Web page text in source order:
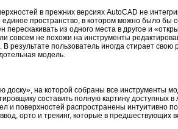
в прежних версиях AutoCAD не
единое пространство, в котором можно было бы
перескакивать из одного места в другое и
совсем не похожи на инструменты
результате пользователь иногда стирает свою
модель.
доску», на которой собраны все инструменты
составить полную картину доступных
и поверхностей распространены интуитивно
орто и трекинг, которые в